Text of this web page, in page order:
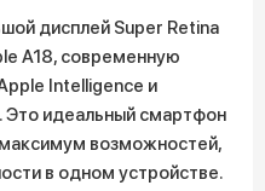
дисплей Super Retina
A18, современную
Intelligence и
идеальный смартфон
максимум возможностей,
в одном устройстве.